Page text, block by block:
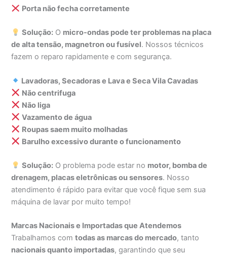
Porta não fecha corretamente
Solução: O micro-ondas pode ter problemas na placa
de alta tensão, magnetron ou fusível. Nossos técnicos
fazem o reparo rapidamente e com segurança.
Lavadoras, Secadoras e Lava e Seca Vila Cavadas
Não centrifuga
Não liga
Vazamento de água
Roupas saem muito molhadas
Barulho excessivo durante o funcionamento
Solução: O problema pode estar no motor, bomba de
drenagem, placas eletrônicas ou sensores. Nosso
atendimento é rápido para evitar que você fique sem sua
máquina de lavar por muito tempo!
Marcas Nacionais e Importadas que Atendemos
Trabalhamos comtodas as marcas do mercado, tanto
nacionais quanto importadas, garantindo que seu